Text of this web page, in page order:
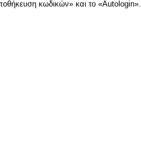
κωδικών» και το «Autologin».